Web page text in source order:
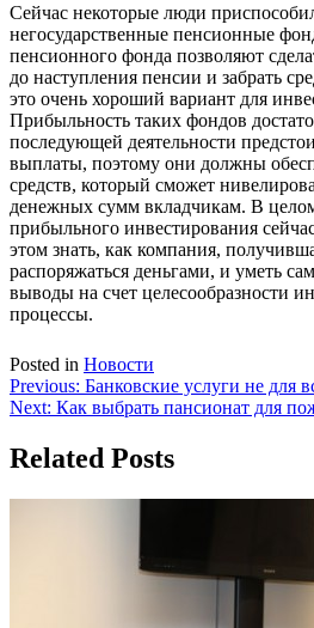
Сейчас некоторые люди
негосударственные пенсионные
пенсионного фонда позволяют
до наступления пенсии и забрать
это очень хороший вариант для
Прибыльность таких фондов
последующей деятельности
выплаты, поэтому они должны
средств, который сможет
денежных сумм вкладчикам. В
прибыльного инвестирования
этом знать, как компания,
распоряжаться деньгами, и уметь
выводы на счет целесообразности
процессы.
Posted in Новости
Навигация
по
записям
Previous: Банковские услуги не для
Next: Как выбрать пансионат для
Related Posts